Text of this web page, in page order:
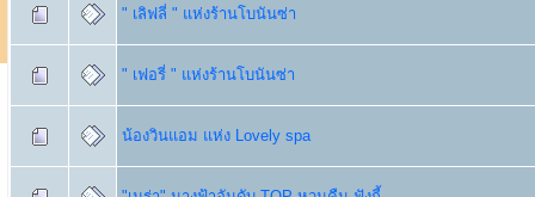
" เลิฟลี่ " แห่งร้านโบนันซ่า
" เฟอรี่ " แห่งร้านโบนันซ่า
น้องวินแอม แห่ง Lovely spa